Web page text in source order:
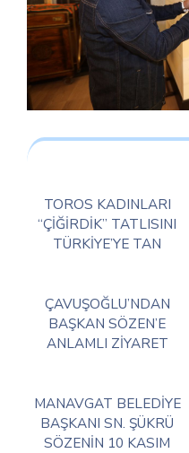
TOROS KADINLARI
“ÇİĞİRDİK” TATLISINI
TÜRKİYE’YE TAN
ÇAVUŞOĞLU’NDAN
BAŞKAN SÖZEN’E
ANLAMLI ZİYARET
MANAVGAT BELEDİYE
BAŞKANI SN. ŞÜKRÜ
SÖZENİN 10 KASIM